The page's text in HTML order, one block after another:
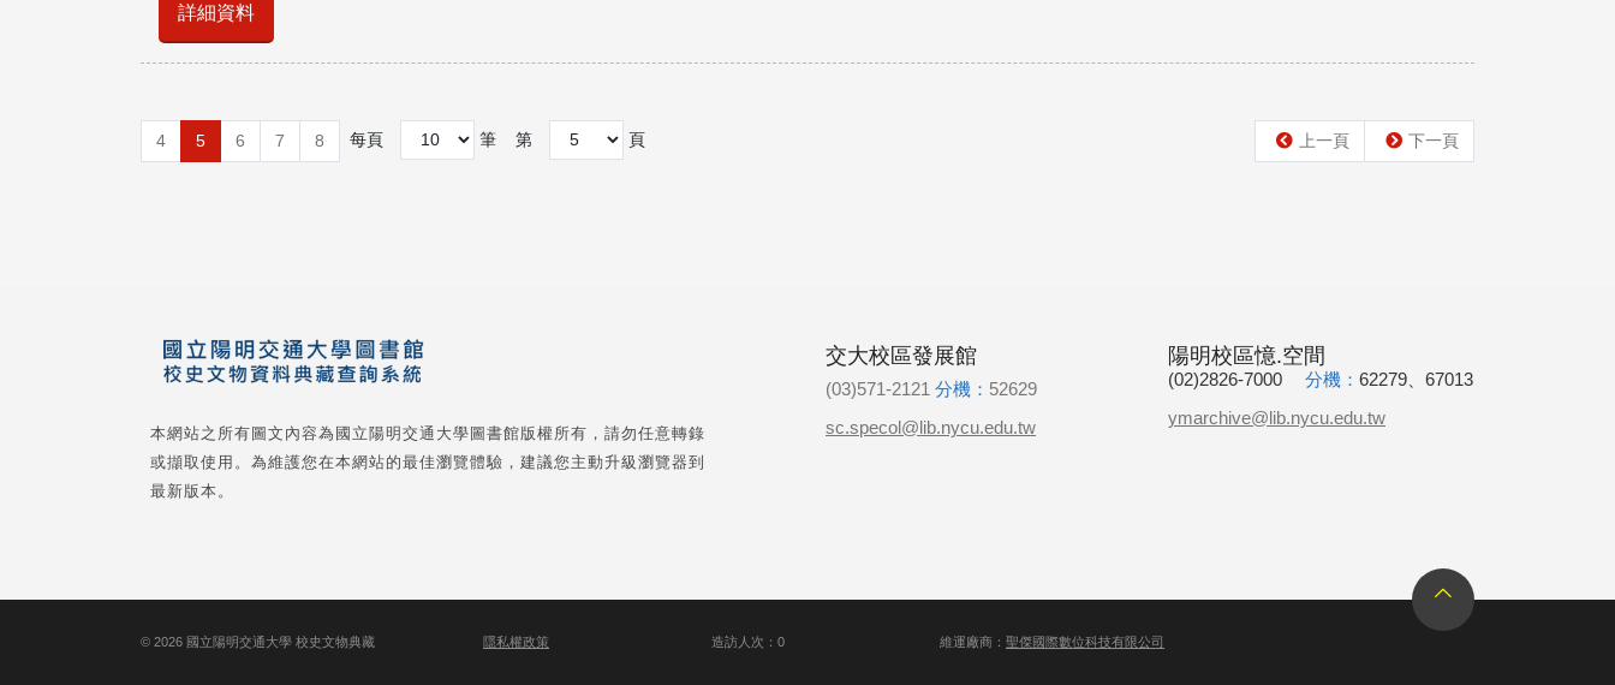
詳細資料
4 5 6 7 8 每頁 筆 第 頁 上一頁 下一頁
本網站之所有圖文內容為國立陽明交通大學圖書館版權所有，請勿任意轉錄
或擷取使用。為維護您在本網站的最佳瀏覽體驗，建議您主動升級瀏覽器到
最新版本。
交大校區發展館
(03)571-2121 分機： 52629
sc.specol@lib.nycu.edu.tw
陽明校區憶.空間
(02)2826-7000 分機： 62279、67013
ymarchive@lib.nycu.edu.tw
© 2026 國立陽明交通大學 校史文物典藏 隱私權政策 造訪人次：0 維運廠商： 聖傑國際數位科技有限公司